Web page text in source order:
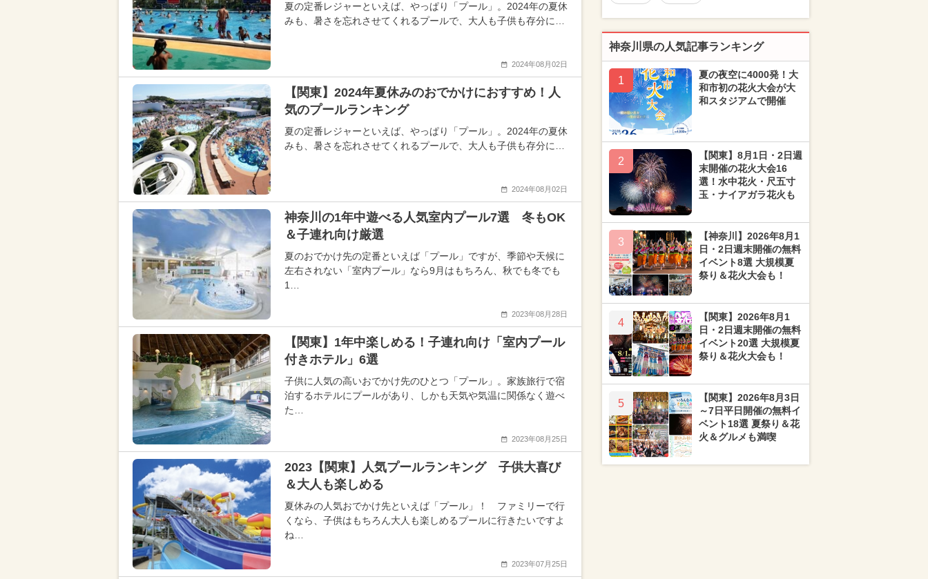
夏の定番レジャーといえば、やっぱり「プール」。2024年の夏休
みも、暑さを忘れさせてくれるプールで、大人も子供も存分に…
2024年08月02日
【関東】2024年夏休みのおでかけにおすすめ！人
気のプールランキング
夏の定番レジャーといえば、やっぱり「プール」。2024年の夏休
みも、暑さを忘れさせてくれるプールで、大人も子供も存分に…
2024年08月02日
神奈川の1年中遊べる人気室内プール7選 冬もOK
＆子連れ向け厳選
夏のおでかけ先の定番といえば「プール」ですが、季節や天候に
左右されない「室内プール」なら9月はもちろん、秋でも冬でも
1…
2023年08月28日
【関東】1年中楽しめる！子連れ向け「室内プール
付きホテル」6選
子供に人気の高いおでかけ先のひとつ「プール」。家族旅行で宿
泊するホテルにプールがあり、しかも天気や気温に関係なく遊べ
た…
2023年08月25日
2023【関東】人気プールランキング 子供大喜び
＆大人も楽しめる
夏休みの人気おでかけ先といえば「プール」！ ファミリーで行
くなら、子供はもちろん大人も楽しめるプールに行きたいですよ
ね…
2023年07月25日
神奈川県の人気記事ランキング
1
夏の夜空に4000発！大
和市初の花火大会が大
和スタジアムで開催
2
【関東】8月1日・2日週
末開催の花火大会16
選！水中花火・尺五寸
玉・ナイアガラ花火も
3
【神奈川】2026年8月1
日・2日週末開催の無料
イベント8選 大規模夏
祭り＆花火大会も！
4
【関東】2026年8月1
日・2日週末開催の無料
イベント20選 大規模夏
祭り＆花火大会も！
5
【関東】2026年8月3日
～7日平日開催の無料イ
ベント18選 夏祭り＆花
火＆グルメも満喫